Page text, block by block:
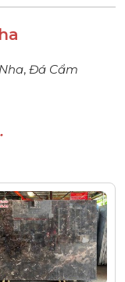
, Đá Cẩm